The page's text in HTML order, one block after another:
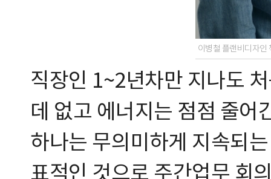
이병철 플랜비디자인
직장인 1~2년차만 지나도
데 없고 에너지는 점점 줄어
하나는 무의미하게 지속되
표적인 것으로 주간업무 회